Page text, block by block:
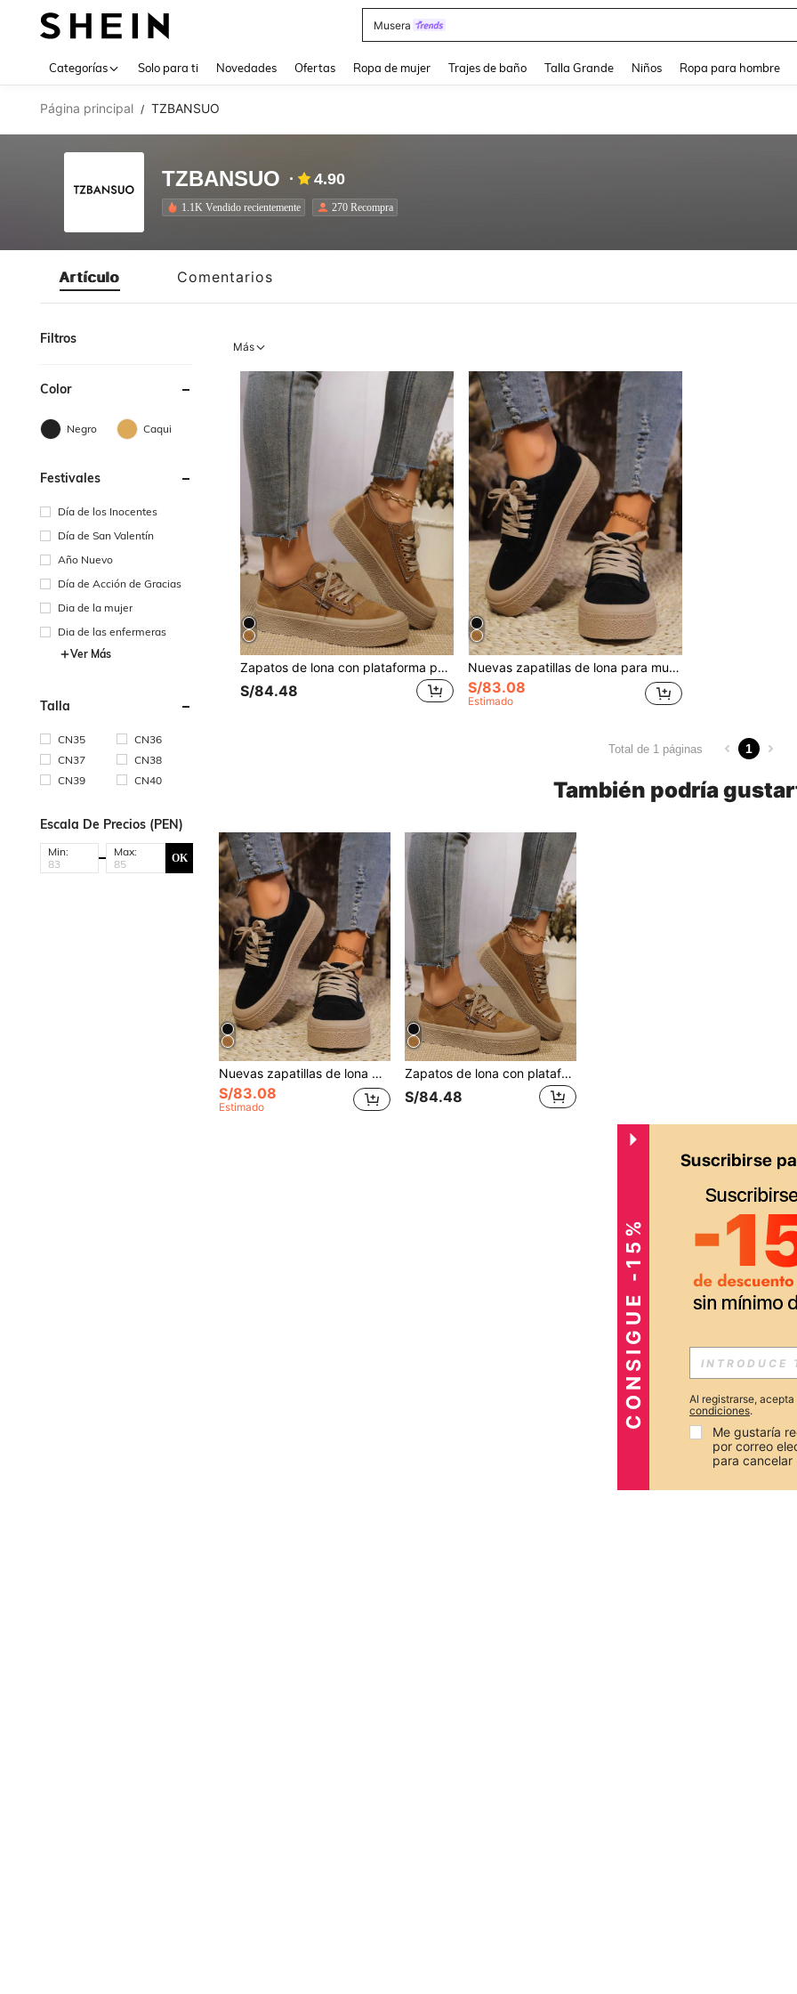
Dazy
Categorías Solo para ti Novedades Ofertas Ropa de mujer Trajes de baño Talla Grande Niños Ropa para hombre
Página principal / TZBANSUO
TZBANSUO 4.90
1.1K Vendido recientemente 270 Recompra
Artículo Comentarios
Filtros
Color
Negro Caqui
Festivales
Día de los Inocentes
Día de San Valentín
Año Nuevo
Día de Acción de Gracias
Dia de la mujer
Dia de las enfermeras
Ver Más
Talla
CN35
CN36
CN37
CN38
CN39
CN40
Escala De Precios (PEN)
Min: Max: OK
Más
Zapatos de lona con plataforma para mujer, nuevos tenis informales de suela suave y ligeros para el otoño de 2025
S/84.48
Nuevas zapatillas de lona para mujer de otoño 2025, zapatillas deportivas de plataforma con suela gruesa y ligera, de suela blanda
S/83.08
Estimado
Total de 1 páginas 1
También podría
Nuevas zapatillas de lona para mujer de otoño 2025, zapatillas deportivas de plataforma con suela gruesa y ligera, de suela blanda
S/83.08
Estimado
Zapatos de lona con plataforma para mujer, nuevos tenis informales de suela suave y ligeros para el otoño de 2025
S/84.48
CONSIGUE -15%
Al registrarse,
condiciones.
Me gustaría
por correo
para cancelar